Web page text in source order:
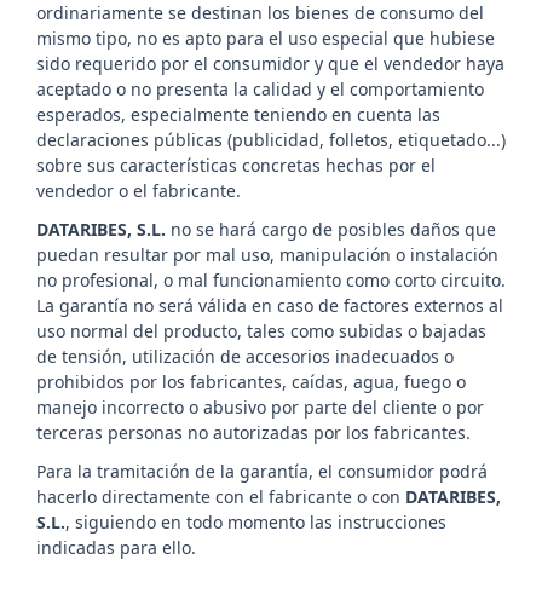
ordinariamente se destinan los bienes de consumo del
mismo tipo, no es apto para el uso especial que hubiese
sido requerido por el consumidor y que el vendedor haya
aceptado o no presenta la calidad y el comportamiento
esperados, especialmente teniendo en cuenta las
declaraciones públicas (publicidad, folletos, etiquetado...)
sobre sus características concretas hechas por el
vendedor o el fabricante.
DATARIBES, S.L. no se hará cargo de posibles daños que
puedan resultar por mal uso, manipulación o instalación
no profesional, o mal funcionamiento como corto circuito.
La garantía no será válida en caso de factores externos al
uso normal del producto, tales como subidas o bajadas
de tensión, utilización de accesorios inadecuados o
prohibidos por los fabricantes, caídas, agua, fuego o
manejo incorrecto o abusivo por parte del cliente o por
terceras personas no autorizadas por los fabricantes.
Para la tramitación de la garantía, el consumidor podrá
hacerlo directamente con el fabricante o con DATARIBES,
S.L., siguiendo en todo momento las instrucciones
indicadas para ello.